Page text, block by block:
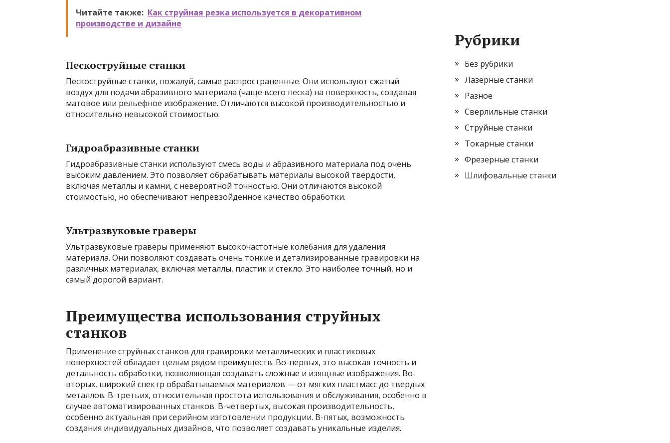
Читайте также: Как струйная резка используется в декоративном
производстве и дизайне
Пескоструйные станки
Пескоструйные станки, пожалуй, самые распространенные. Они используют сжатый
воздух для подачи абразивного материала (чаще всего песка) на поверхность, создавая
матовое или рельефное изображение. Отличаются высокой производительностью и
относительно невысокой стоимостью.
Гидроабразивные станки
Гидроабразивные станки используют смесь воды и абразивного материала под очень
высоким давлением. Это позволяет обрабатывать материалы высокой твердости,
включая металлы и камни, с невероятной точностью. Они отличаются высокой
стоимостью, но обеспечивают непревзойденное качество обработки.
Ультразвуковые граверы
Ультразвуковые граверы применяют высокочастотные колебания для удаления
материала. Они позволяют создавать очень тонкие и детализированные гравировки на
различных материалах, включая металлы, пластик и стекло. Это наиболее точный, но и
самый дорогой вариант.
Преимущества использования струйных
станков
Применение струйных станков для гравировки металлических и пластиковых
поверхностей обладает целым рядом преимуществ. Во-первых, это высокая точность и
детальность обработки, позволяющая создавать сложные и изящные изображения. Во-
вторых, широкий спектр обрабатываемых материалов — от мягких пластмасс до твердых
металлов. В-третьих, относительная простота использования и обслуживания, особенно в
случае автоматизированных станков. В-четвертых, высокая производительность,
особенно актуальная при серийном изготовлении продукции. В-пятых, возможность
создания индивидуальных дизайнов, что позволяет создавать уникальные изделия.
Рубрики
Без рубрики
Лазерные станки
Разное
Сверлильные станки
Струйные станки
Токарные станки
Фрезерные станки
Шлифовальные станки